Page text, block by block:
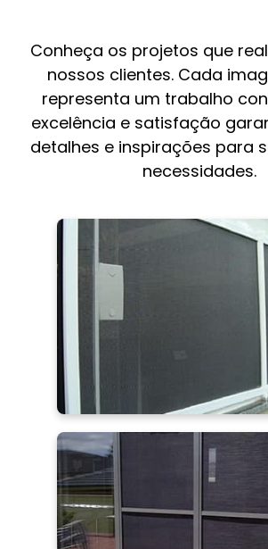
Conheça os projetos que
nossos clientes. Cada
representa um trabalho
excelência e satisfação
detalhes e inspirações para
necessidades.